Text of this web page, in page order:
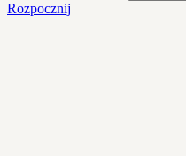
Rozpocznij